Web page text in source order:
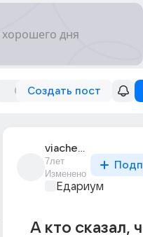
Создать пост
viacheslav_kuk_2
7лет
Изменено
Едариум
А кто сказал,